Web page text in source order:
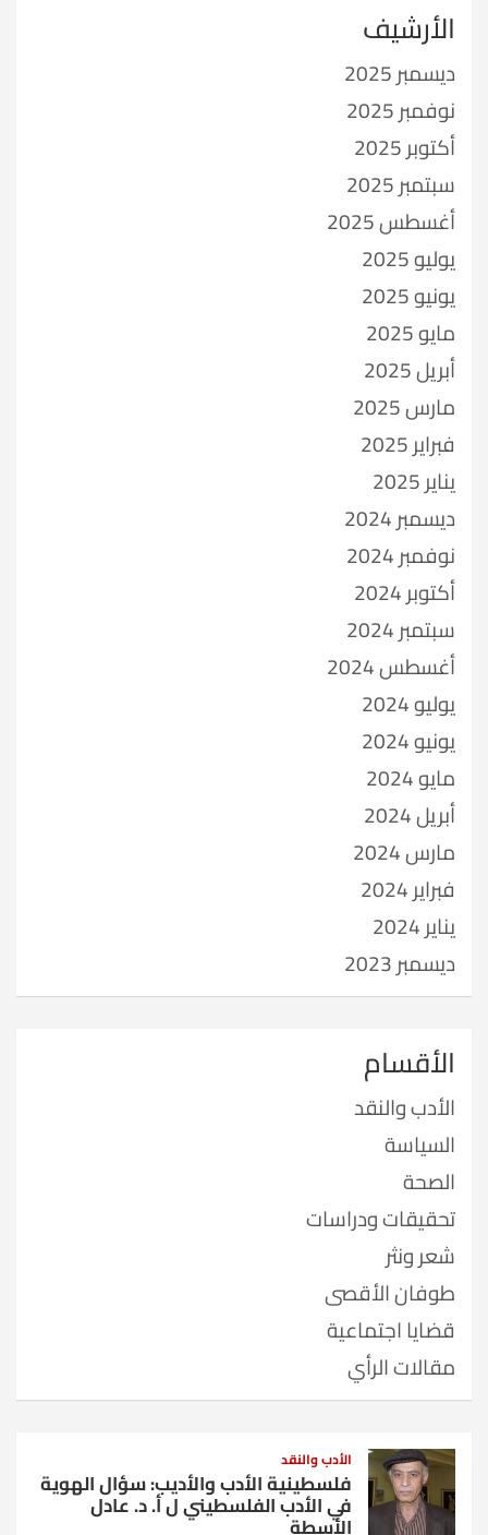
الأرشيف
ديسمبر 2025
نوفمبر 2025
أكتوبر 2025
سبتمبر 2025
أغسطس 2025
يوليو 2025
يونيو 2025
مايو 2025
أبريل 2025
مارس 2025
فبراير 2025
يناير 2025
ديسمبر 2024
نوفمبر 2024
أكتوبر 2024
سبتمبر 2024
أغسطس 2024
يوليو 2024
يونيو 2024
مايو 2024
أبريل 2024
مارس 2024
فبراير 2024
يناير 2024
ديسمبر 2023
الأقسام
الأدب والنقد
السياسة
الصحة
تحقيقات ودراسات
شعر ونثر
طوفان الأقصى
قضايا اجتماعية
مقالات الرأي
الأدب والنقد
فلسطينية الأدب والأديب: سؤال الهوية
في الأدب الفلسطيني ل أ. د. عادل
الأسطة